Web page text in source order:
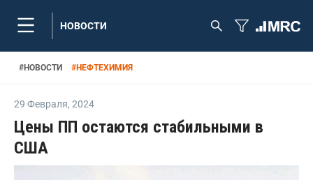
НОВОСТИ
#НОВОСТИ #НЕФТЕХИМИЯ
29 Февраля, 2024
Цены ПП остаются стабильными в
США